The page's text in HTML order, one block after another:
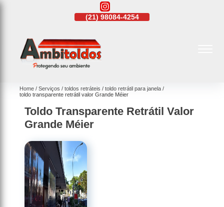
(21)98084-4254
Home Serviços toldos retráteis
toldo retrátil para janela
toldo transparente retrátil valor Grande Méier
Toldo Transparente Retrátil Valor
Grande Méier